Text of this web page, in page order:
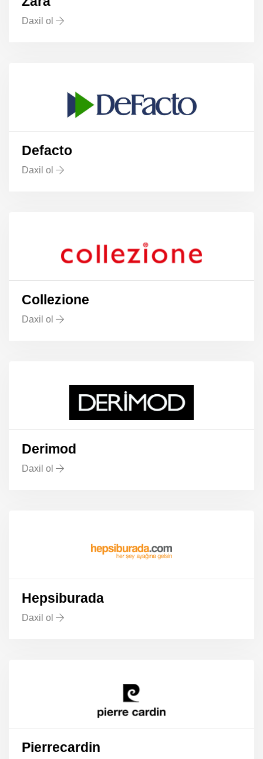
Daxil ol
Defacto
Daxil ol
Collezione
Daxil ol
Derimod
Daxil ol
Hepsiburada
Daxil ol
Pierrecardin